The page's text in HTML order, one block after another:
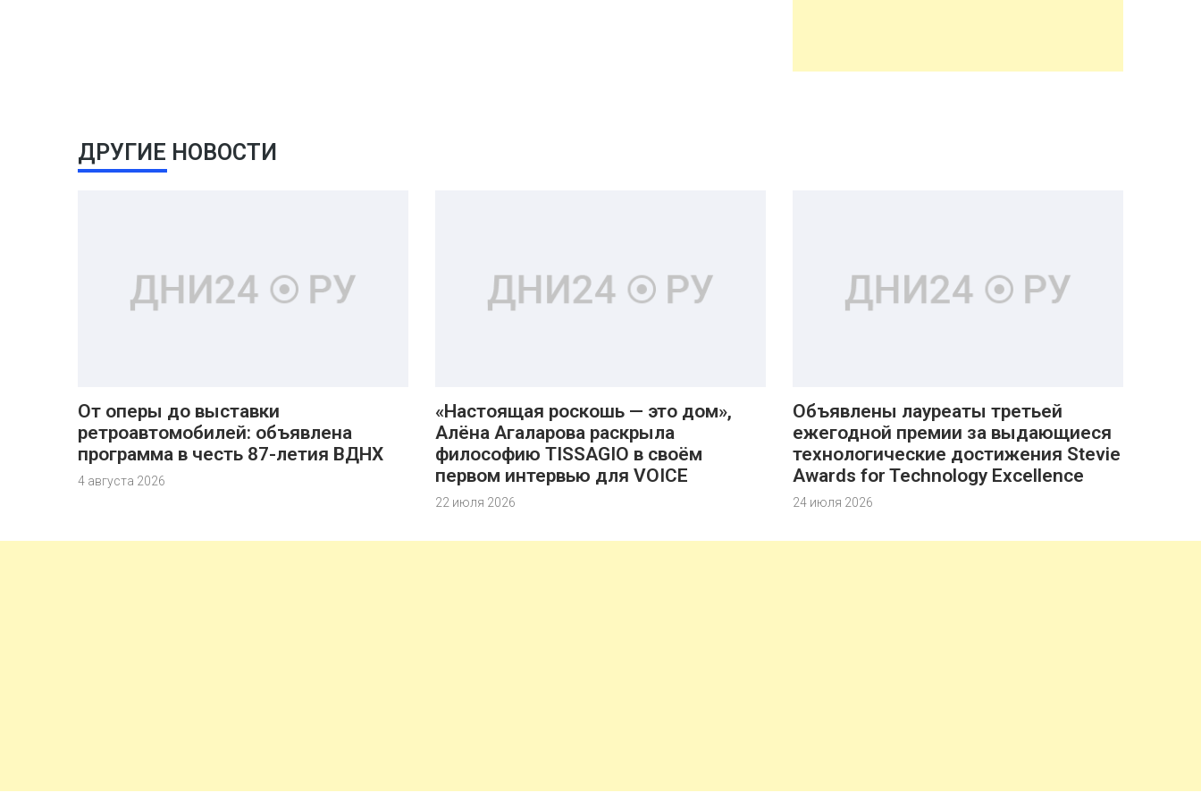
ДРУГИЕ НОВОСТИ
От оперы до выставки
ретроавтомобилей: объявлена
программа в честь 87-летия ВДНХ
4 августа 2026
«Настоящая роскошь — это дом»,
Алёна Агаларова раскрыла
философию TISSAGIO в своём
первом интервью для VOICE
22 июля 2026
Объявлены лауреаты третьей
ежегодной премии за выдающиеся
технологические достижения Stevie
Awards for Technology Excellence
24 июля 2026